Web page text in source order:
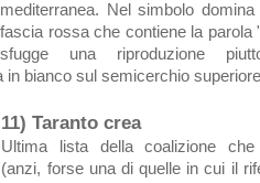
mediterranea. Nel simbolo
fascia rossa che contiene la parola
sfugge una riproduzione
in bianco sul semicerchio
11) Taranto crea
Ultima lista della coalizione che
(anzi, forse una di quelle in cui il